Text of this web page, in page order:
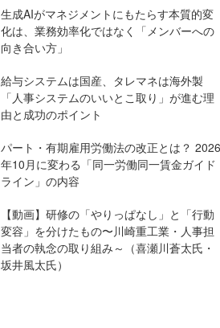
生成AIがマネジメントにもたらす本質的変
化は、業務効率化ではなく「メンバーへの
向き合い方」
給与システムは国産、タレマネは海外製
「人事システムのいいとこ取り」が進む理
由と成功のポイント
パート・有期雇用労働法の改正とは？ 2026
年10月に変わる「同一労働同一賃金ガイド
ライン」の内容
【動画】研修の「やりっぱなし」と「行動
変容」を分けたもの〜川崎重工業・人事担
当者の執念の取り組み～（喜瀬川蒼太氏・
坂井風太氏）